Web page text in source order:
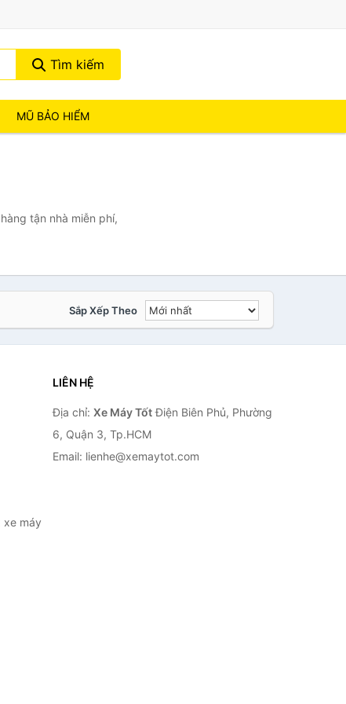
Tìm kiếm
MŨ BẢO HIỂM
tận nhà miễn phí,
Sắp Xếp Theo
xe máy
LIÊN HỆ
Địa chỉ: Xe Máy TốtĐiện Biên Phủ, Phường
6, Quận 3, Tp.HCM
Email: lienhe@xemaytot.com